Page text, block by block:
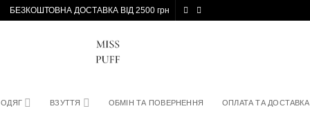
БЕЗКОШТОВНА ДОСТАВКА ВІД 2500 грн
ОДЯГ ВЗУТТЯ ОБМІН ТА ПОВЕРНЕННЯ ОПЛАТА ТА ДОСТАВКА